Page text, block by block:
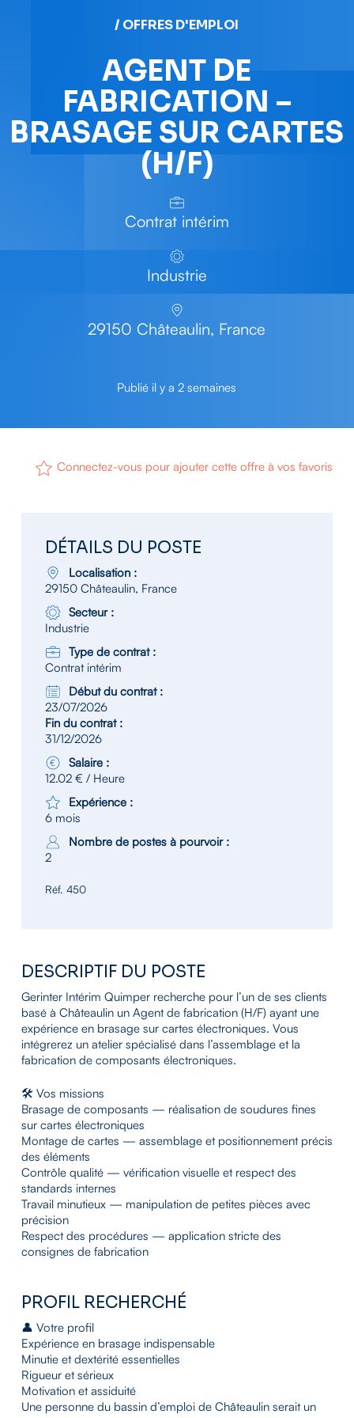
/ OFFRES D'EMPLOI
AGENT DE
FABRICATION –
BRASAGE SUR CARTES
(H/F)
Contrat intérim
Industrie
29150 Châteaulin, France
Publié il y a 2 semaines
Connectez-vous pour ajouter cette offre à vos favoris
DÉTAILS DU POSTE
Localisation :
29150 Châteaulin, France
Secteur :
Industrie
Type de contrat :
Contrat intérim
Début du contrat :
23/07/2026
Fin du contrat :
31/12/2026
Salaire :
12.02 € / Heure
Expérience :
6 mois
Nombre de postes à pourvoir :
2
Réf. 450
DESCRIPTIF DU POSTE
Gerinter Intérim Quimper recherche pour l’un de ses clients
basé à Châteaulin un Agent de fabrication (H/F) ayant une
expérience en brasage sur cartes électroniques. Vous
intégrerez un atelier spécialisé dans l’assemblage et la
fabrication de composants électroniques.
🛠️ Vos missions
Brasage de composants — réalisation de soudures fines
sur cartes électroniques
Montage de cartes — assemblage et positionnement précis
des éléments
Contrôle qualité — vérification visuelle et respect des
standards internes
Travail minutieux — manipulation de petites pièces avec
précision
Respect des procédures — application stricte des
consignes de fabrication
PROFIL RECHERCHÉ
👤 Votre profil
Expérience en brasage indispensable
Minutie et dextérité essentielles
Rigueur et sérieux
Motivation et assiduité
Une personne du bassin d’emploi de Châteaulin serait un